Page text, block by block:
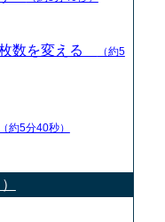
数を変える
（約5
（約5分40秒）